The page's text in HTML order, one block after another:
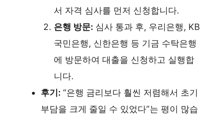
서 자격 심사를 먼저 신청합니다.
은행 방문: 심사 통과 후, 우리은행, KB
국민은행, 신한은행 등 기금 수탁은행
에 방문하여 대출을 신청하고 실행합
니다.
후기: “은행 금리보다 훨씬 저렴해서 초기
부담을 크게 줄일 수 있었다”는 평이 많습